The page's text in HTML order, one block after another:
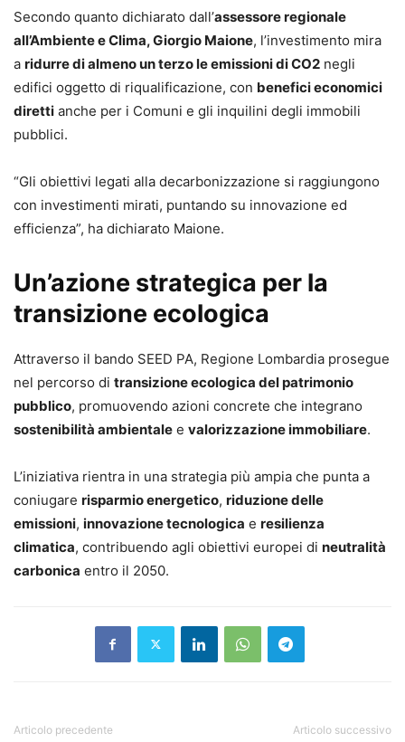
Secondo quanto dichiarato dall’assessore regionale
all’Ambiente e Clima, Giorgio Maione, l’investimento mira
a ridurre di almeno un terzo le emissioni di CO2 negli
edifici oggetto di riqualificazione, con benefici economici
diretti anche per i Comuni e gli inquilini degli immobili
pubblici.
“Gli obiettivi legati alla decarbonizzazione si raggiungono
con investimenti mirati, puntando su innovazione ed
efficienza”, ha dichiarato Maione.
Un’azione strategica per la
transizione ecologica
Attraverso il bando SEED PA, Regione Lombardia prosegue
nel percorso di transizione ecologica del patrimonio
pubblico, promuovendo azioni concrete che integrano
sostenibilità ambientale e valorizzazione immobiliare.
L’iniziativa rientra in una strategia più ampia che punta a
coniugare risparmio energetico, riduzione delle
emissioni, innovazione tecnologica e resilienza
climatica, contribuendo agli obiettivi europei di neutralità
carbonica entro il 2050.
Articolo precedente Articolo successivo